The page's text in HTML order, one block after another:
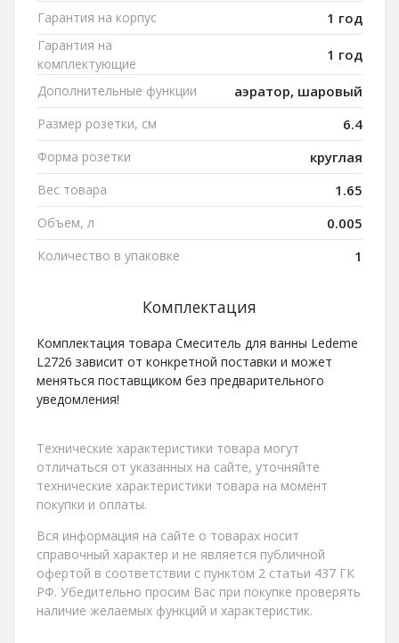
Гарантия на корпус 1 год
Гарантия на
комплектующие
1 год
Дополнительные функции аэратор, шаровый
Размер розетки, см 6.4
Форма розетки круглая
Вес товара 1.65
Объем, л 0.005
Количество в упаковке 1
Комплектация
Комплектация товара Смеситель для ванны Ledeme
L2726 зависит от конкретной поставки и может
меняться поставщиком без предварительного
уведомления!
Технические характеристики товара могут
отличаться от указанных на сайте, уточняйте
технические характеристики товара на момент
покупки и оплаты.
Вся информация на сайте о товарах носит
справочный характер и не является публичной
офертой в соответствии с пунктом 2 статьи 437 ГК
РФ. Убедительно просим Вас при покупке проверять
наличие желаемых функций и характеристик.